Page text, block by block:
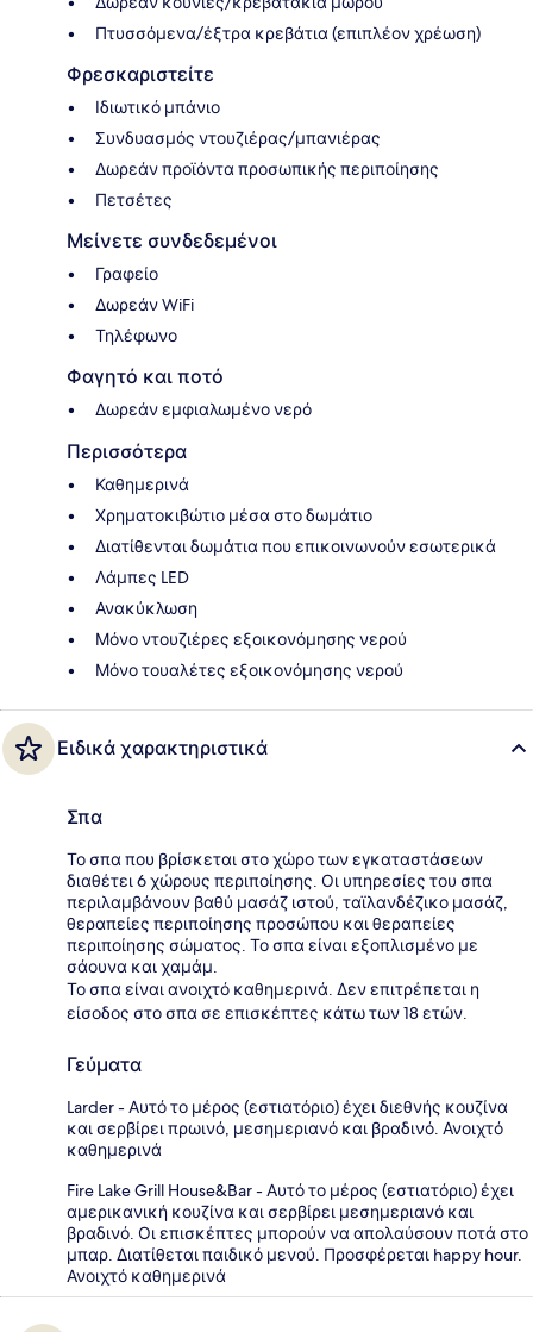
Πτυσσόμενα/έξτρα κρεβάτια (επιπλέον χρέωση)
Φρεσκαριστείτε
Ιδιωτικό μπάνιο
Συνδυασμός ντουζιέρας/μπανιέρας
Δωρεάν προϊόντα προσωπικής περιποίησης
Πετσέτες
Μείνετε συνδεδεμένοι
Γραφείο
Δωρεάν WiFi
Τηλέφωνο
Φαγητό και ποτό
Δωρεάν εμφιαλωμένο νερό
Περισσότερα
Καθημερινά
Χρηματοκιβώτιο μέσα στο δωμάτιο
Διατίθενται δωμάτια που επικοινωνούν εσωτερικά
Λάμπες LED
Ανακύκλωση
Μόνο ντουζιέρες εξοικονόμησης νερού
Μόνο τουαλέτες εξοικονόμησης νερού
Ειδικά χαρακτηριστικά
Σπα
Το σπα που βρίσκεται στο χώρο των εγκαταστάσεων
διαθέτει 6 χώρους περιποίησης. Οι υπηρεσίες του σπα
περιλαμβάνουν βαθύ μασάζ ιστού, ταϊλανδέζικο μασάζ,
θεραπείες περιποίησης προσώπου και θεραπείες
περιποίησης σώματος. Το σπα είναι εξοπλισμένο με
σάουνα και χαμάμ.
Το σπα είναι ανοιχτό καθημερινά. Δεν επιτρέπεται η
είσοδος στο σπα σε επισκέπτες κάτω των 18 ετών.
Γεύματα
Larder - Αυτό το μέρος (εστιατόριο) έχει διεθνής κουζίνα
και σερβίρει πρωινό, μεσημεριανό και βραδινό. Ανοιχτό
καθημερινά
Fire Lake Grill House&Bar - Αυτό το μέρος (εστιατόριο) έχει
αμερικανική κουζίνα και σερβίρει μεσημεριανό και
βραδινό. Οι επισκέπτες μπορούν να απολαύσουν ποτά στο
μπαρ. Διατίθεται παιδικό μενού. Προσφέρεται happy hour.
Ανοιχτό καθημερινά